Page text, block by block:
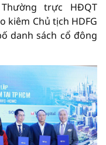
trực HĐQT
kiêm Chủ tịch HDFG
danh sách cổ đông